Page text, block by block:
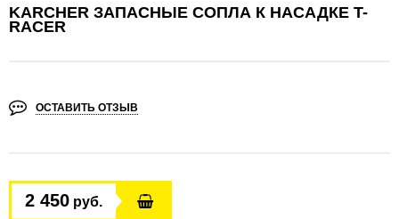
KARCHER ЗАПАСНЫЕ СОПЛА К НАСАДКЕ T-
RACER
ОСТАВИТЬ ОТЗЫВ
2 450 руб.